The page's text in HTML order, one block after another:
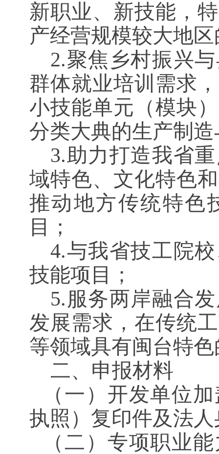
新职业、新技能，
产经营规模较大地
2.聚焦乡村振兴
群体就业培训需求
小技能单元（模块
分类大典的生产制
3.助力打造我省
域特色、文化特色
推动地方传统特色
目；
4.与我省技工院
技能项目；
5.服务两岸融合
发展需求，在传统
等领域具有闽台特
二、申报材料
（一） 开发单位
执照）复印件及法
（二） 专项职业